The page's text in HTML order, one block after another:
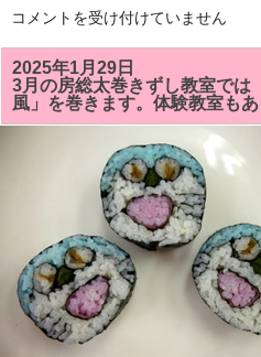
4
の
房
総
太
巻
き
「正
ち
ゃ
ん」
コメントを受け付けていません
2025年1月29日
3月の房総太巻きずし教室では
風」を巻きます。体験教室もあ